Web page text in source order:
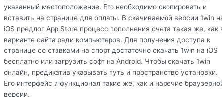
указанный местоположение. Его необходимо скопировать и
вставить на странице для оплаты. В скачиваемой версии 1win
iOS предлог App Store процесс пополнения счета такая же, как
варианте сайта ради компьютеров. Для получения доступа к
странице со ставками на спорт достаточно скачать 1win на iOS
бесплатно или загрузить софт на Android. Чтобы скачать 1win
онлайн, предикатив указывать путь и пространство установки.
Его интерфейс и функционал такие же, как и наречие
версии.